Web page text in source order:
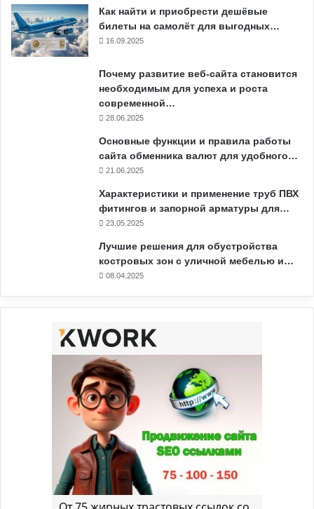
Как найти и приобрести дешёвые
билеты на самолёт для выгодных…
16.09.2025
Почему развитие веб-сайта становится
необходимым для успеха и роста
современной…
28.06.2025
Основные функции и правила работы
сайта обменника валют для удобного…
21.06.2025
Характеристики и применение труб ПВХ
фитингов и запорной арматуры для…
23.05.2025
Лучшие решения для обустройства
костровых зон с уличной мебелью и…
08.04.2025